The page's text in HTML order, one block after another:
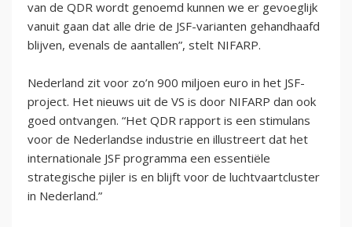
van de QDR wordt genoemd kunnen we er gevoeglijk
vanuit gaan dat alle drie de JSF-varianten gehandhaafd
blijven, evenals de aantallen”, stelt NIFARP.
Nederland zit voor zo’n 900 miljoen euro in het JSF-
project. Het nieuws uit de VS is door NIFARP dan ook
goed ontvangen. “Het QDR rapport is een stimulans
voor de Nederlandse industrie en illustreert dat het
internationale JSF programma een essentiële
strategische pijler is en blijft voor de luchtvaartcluster
in Nederland.”